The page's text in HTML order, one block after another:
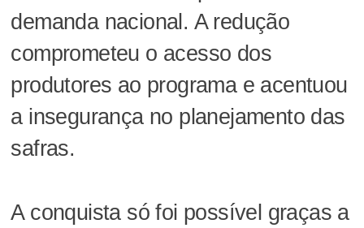
demanda nacional. A redução
comprometeu o acesso dos
produtores ao programa e acentuou
a insegurança no planejamento das
safras.
A conquista só foi possível graças a